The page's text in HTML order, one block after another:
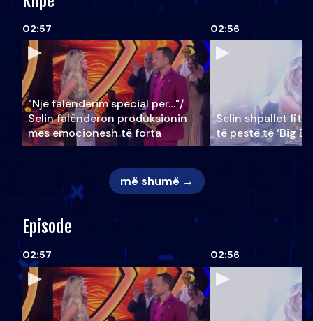
02:57
"Një falenderim special për…"/
Selin falënderon produksionin
mes emocionesh të forta
02:56
Selin shpallet
të pestë të ‘Big
më shumë →
Episode
02:57 02:56